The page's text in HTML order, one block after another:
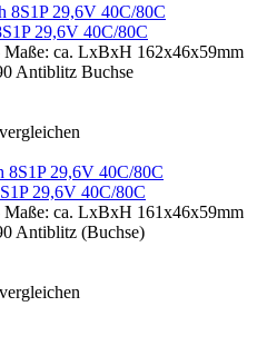
29,6V 40C/80C
ca. LxBxH 162x46x59mm
Antiblitz Buchse
29,6V 40C/80C
ca. LxBxH 161x46x59mm
Antiblitz (Buchse)